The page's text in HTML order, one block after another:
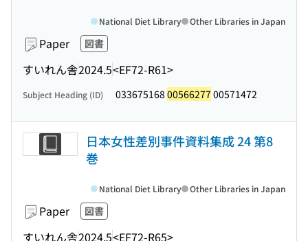
Paper 図書
すいれん舎2024.5<EF72-R61>
National Diet Library Other Libraries in Japan
Subject Heading (ID) 033675168 00566277 00571472
日本女性差別事件資料集成 24 第8
巻
Paper 図書
すいれん舎2024.5<EF72-R65>
National Diet Library Other Libraries in Japan